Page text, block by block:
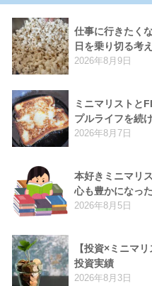
仕事に行きたく
日を乗り切る考
2026年8月9日
ミニマリストと
プルライフを続
2026年8月7日
本好きミニマリ
心も豊かになっ
2026年8月5日
【投資×ミニマ
投資実績
2026年8月3日